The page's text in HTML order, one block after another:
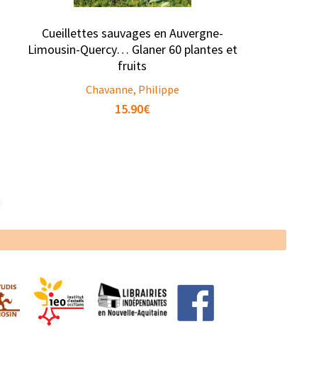
Cueillettes sauvages en Auvergne-
Limousin-Quercy… Glaner 60 plantes et
fruits
Chavanne, Philippe
15.90€